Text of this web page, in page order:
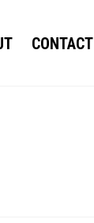
CONTACT